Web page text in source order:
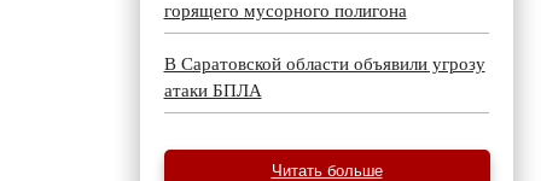
горящего мусорного полигона
В Саратовской области объявили угрозу
атаки БПЛА
Читать больше